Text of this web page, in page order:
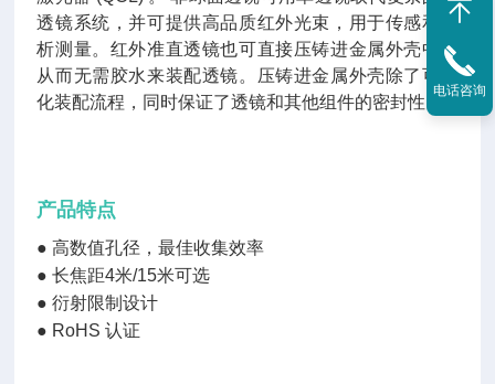
透镜系统，并可提供高品质红外光束，用于传感和分
析测量。红外准直透镜也可直接压铸进金属外壳中，
从而无需胶水来装配透镜。压铸进金属外壳除了可简
化装配流程，同时保证了透镜和其他组件的密封性。
产品特点
●高数值孔径，最佳收集效率
●长焦距4米/15米可选
●衍射限制设计
● RoHS 认证
电话咨询